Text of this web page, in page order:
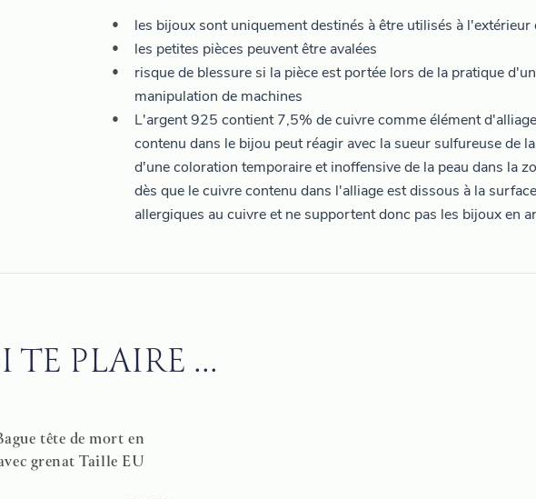
les bijoux sont uniquement destinés à être utilisés à l'extérieur
les petites pièces peuvent être avalées
risque de blessure si la pièce est portée lors de la pratique
manipulation de machines
L'argent 925 contient 7,5% de cuivre comme élément
contenu dans le bijou peut réagir avec la sueur sulfureuse de
d'une coloration temporaire et inoffensive de la peau dans la
dès que le cuivre contenu dans l'alliage est dissous à la
allergiques au cuivre et ne supportent donc pas les bijoux en
PLAIRE ...
tête de mort en
grenat Taille EU